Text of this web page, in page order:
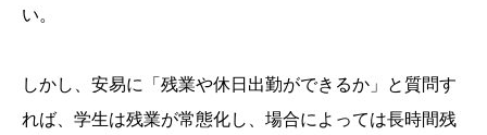
い。
しかし、安易に「残業や休日出勤ができるか」と質問す
れば、学生は残業が常態化し、場合によっては長時間残